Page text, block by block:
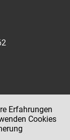
Erfahrungen
Cookies